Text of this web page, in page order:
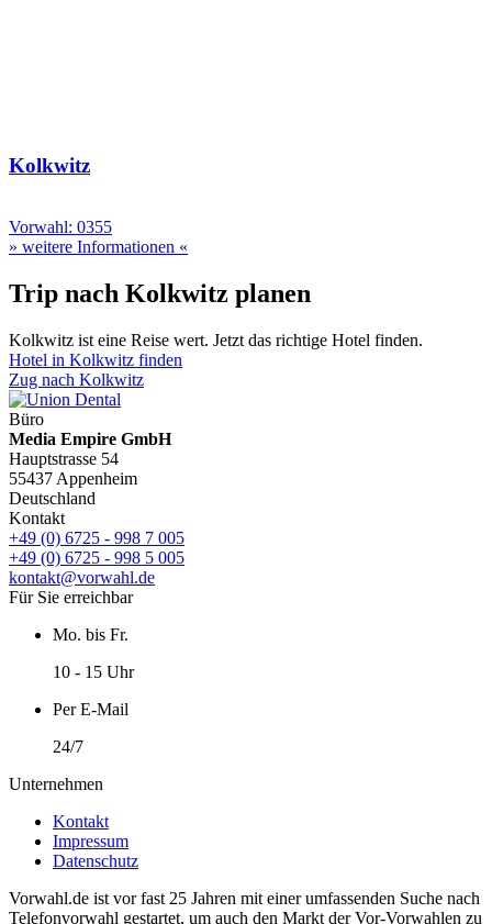
Kolkwitz
Vorwahl: 0355
» weitere Informationen «
Trip nach Kolkwitz planen
Kolkwitz ist eine Reise wert. Jetzt das richtige Hotel finden.
Hotel in Kolkwitz finden
Zug nach Kolkwitz
Büro
Media Empire GmbH
Hauptstrasse 54
55437 Appenheim
Deutschland
Kontakt
+49 (0) 6725 - 998 7 005
+49 (0) 6725 - 998 5 005
kontakt@vorwahl.de
Für Sie erreichbar
Mo. bis Fr.
10 - 15 Uhr
Per E-Mail
24/7
Unternehmen
Kontakt
Impressum
Datenschutz
Vorwahl.de ist vor fast 25 Jahren mit einer umfassenden Suche nach
Telefonvorwahl gestartet, um auch den Markt der Vor-Vorwahlen zu